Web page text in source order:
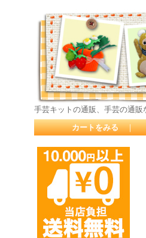
手芸キットの通販、手芸の通販
カートをみる ｜